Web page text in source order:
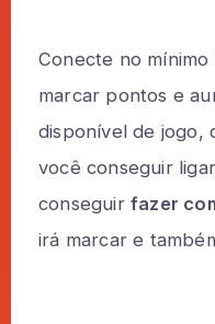
Conecte no
marcar pontos e
disponível de jogo,
você conseguir
conseguir fazer
irá marcar e